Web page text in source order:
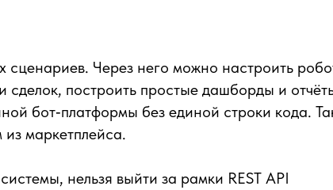
сценариев. Через него можно настроить
сделок, построить простые дашборды и
бот‑платформы без единой строки кода.
маркетплейса.
нельзя выйти за рамки REST API